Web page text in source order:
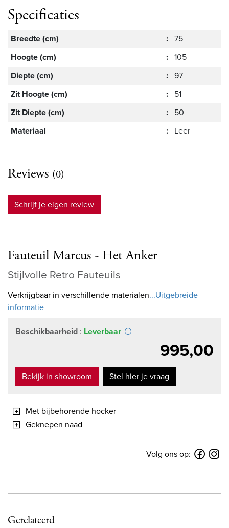
Specificaties
Breedte (cm) : 75
Hoogte (cm)
: 105
Diepte (cm)
: 97
Zit Hoogte (cm)
: 51
Zit Diepte (cm)
: 50
Materiaal
: Leer
Reviews (0)
Schrijf je eigen review
Fauteuil Marcus - Het Anker
Stijlvolle Retro Fauteuils
Verkrijgbaar in verschillende materialen...Uitgebreide
informatie
Beschikbaarheid : Leverbaar
995,00
Bekijk in showroom Stel hier je vraag
Met bijbehorende hocker
Geknepen naad
Volg ons op:
Gerelateerd